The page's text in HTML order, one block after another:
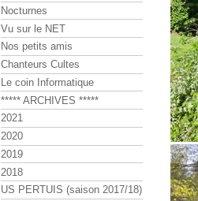
Nocturnes
Vu sur le NET
Nos petits amis
Chanteurs Cultes
Le coin Informatique
***** ARCHIVES *****
2021
2020
2019
2018
US PERTUIS (saison 2017/18)